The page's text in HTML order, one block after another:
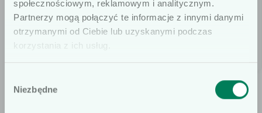
społecznościowym, reklamowym i analitycznym.
Partnerzy mogą połączyć te informacje z innymi danymi
otrzymanymi od Ciebie lub uzyskanymi podczas
korzystania z ich usług.
zgody
Niezbędne
Szanowni użytkown­i­cy
Infor­mu­je­my, że prezen­towane artykuły
fesjon­al­nie związanych z dziedz­iną
wyrobów medy­cznych. W szczegól­noś­